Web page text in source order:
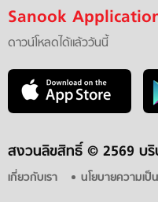
Sanook
ดาวน์โหลดได้แล้ววันนี้
สงวนลิขสิทธิ์ © 2569 บริ
เกี่ยวกับเรา นโยบายความเ